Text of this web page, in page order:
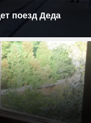
поезд Деда